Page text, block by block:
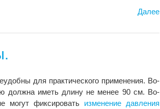
Далее
для практического применения. Во-
должна иметь длину не менее 90 см. Во-
могут фиксировать изменение давления